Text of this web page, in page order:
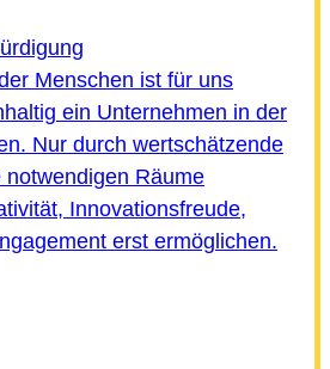
Menschen ist für uns
ein Unternehmen in der
Nur durch wertschätzende
Räume
Innovationsfreude,
erst ermöglichen.